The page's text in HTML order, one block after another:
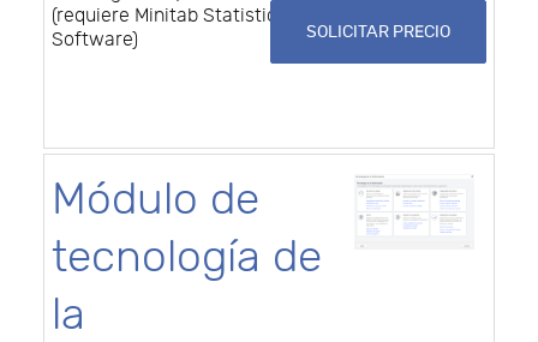
(requiere Minitab Statistical
Software)
SOLICITAR PRECIO
Módulo de
tecnología de
la